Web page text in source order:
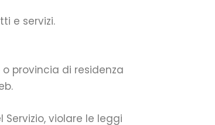
e servizi.
provincia di residenza
violare le leggi